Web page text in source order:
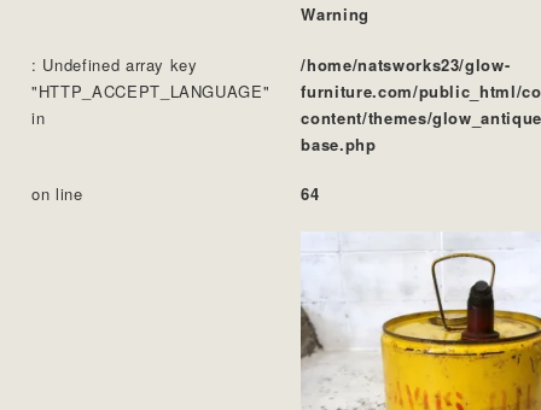
Warning
: Undefined array key
"HTTP_ACCEPT_LANGUAGE"
in
/home/natsworks23/glow-
furniture.com/public_html/
content/themes/
base.php
on line 64